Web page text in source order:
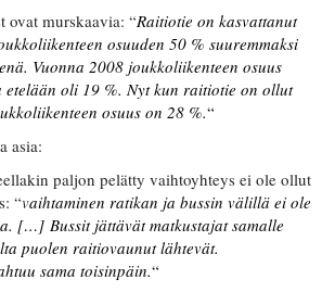
ovat murskaavia: “Raitiotie on kasvattanut
osuuden 50 % suuremmaksi
Vuonna 2008 joukkoliikenteen osuus
etelään oli 19 %. Nyt kun raitiotie on ollut
osuus on 28 %.“
asia:
paljon pelätty vaihtoyhteys ei ole ollut
“vaihtaminen ratikan ja bussin välillä ei ole
[…] Bussit jättävät matkustajat samalle
puolen raitiovaunut lähtevät.
sama toisinpäin.“